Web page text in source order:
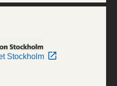
Stockholm